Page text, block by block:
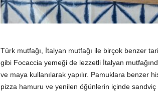
a
Türk mutfağı, İtalyan mutfağı ile birçok benzer
gibi Focaccia yemeği de lezzetli İtalyan
ve maya kullanılarak yapılır. Pamuklara benzer
pizza hamuru ve yenilen öğünlerin içinde